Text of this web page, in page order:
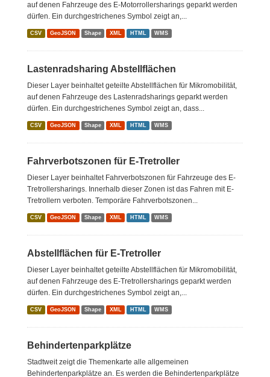
auf denen Fahrzeuge des E-Motorrollersharings geparkt werden
dürfen. Ein durchgestrichenes Symbol zeigt an,...
CSV GeoJSON Shape XML HTML WMS
Lastenradsharing Abstellflächen
Dieser Layer beinhaltet geteilte Abstellflächen für Mikromobilität,
auf denen Fahrzeuge des Lastenradsharings geparkt werden
dürfen. Ein durchgestrichenes Symbol zeigt an, dass...
CSV GeoJSON Shape XML HTML WMS
Fahrverbotszonen für E-Tretroller
Dieser Layer beinhaltet Fahrverbotszonen für Fahrzeuge des E-
Tretrollersharings. Innerhalb dieser Zonen ist das Fahren mit E-
Tretrollern verboten. Temporäre Fahrverbotszonen...
CSV GeoJSON Shape XML HTML WMS
Abstellflächen für E-Tretroller
Dieser Layer beinhaltet geteilte Abstellflächen für Mikromobilität,
auf denen Fahrzeuge des E-Tretrollersharings geparkt werden
dürfen. Ein durchgestrichenes Symbol zeigt an,...
CSV GeoJSON Shape XML HTML WMS
Behindertenparkplätze
Stadtweit zeigt die Themenkarte alle allgemeinen
Behindertenparkplätze an. Es werden die Behindertenparkplätze